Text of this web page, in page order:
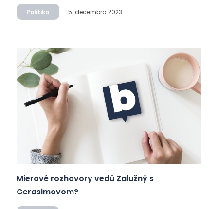
Politika 5. decembra 2023
Mierové rozhovory vedú Zalužný s
Gerasimovom?